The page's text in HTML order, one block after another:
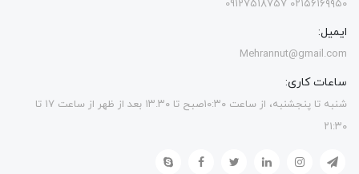
۰۲۱۵۶۱۶۹۹۵۰ 09127518757
ایمیل:
Mehrannut@gmail.com
ساعات کاری:
شنبه تا پنجشنبه، از ساعت ۱۰:۳۰صبح تا ۱۳.۳۰ بعد از ظهر از ساعت ۱۷ تا
۲۱:۳۰